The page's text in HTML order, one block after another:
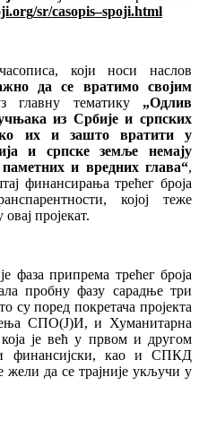
.org/sr/casopis–spoji.html
који носи наслов
да се вратимо својим
главну тематику „Одлив
из Србије и српских
их и зашто вратити у
и српске земље немају
и вредних глава“,
финансирања трећег броја
којој теже
пројекат.
фаза припрема трећег броја
пробну фазу сарадње три
су поред покретача пројекта
СПО(Ј)И, и Хуманитарна
је већ у првом и другом
и финансијски, као и СПКД
жели да се трајније укључи у